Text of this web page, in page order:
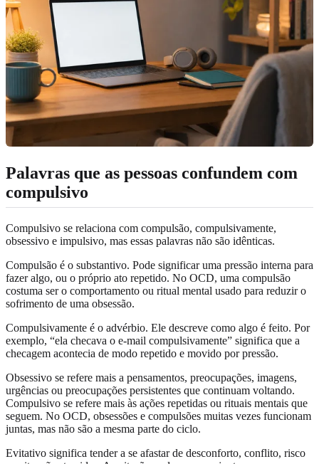
Palavras que as pessoas confundem com
compulsivo
Compulsivo se relaciona com compulsão, compulsivamente,
obsessivo e impulsivo, mas essas palavras não são idênticas.
Compulsão é o substantivo. Pode significar uma pressão interna para
fazer algo, ou o próprio ato repetido. No OCD, uma compulsão
costuma ser o comportamento ou ritual mental usado para reduzir o
sofrimento de uma obsessão.
Compulsivamente é o advérbio. Ele descreve como algo é feito. Por
exemplo, “ela checava o e-mail compulsivamente” significa que a
checagem acontecia de modo repetido e movido por pressão.
Obsessivo se refere mais a pensamentos, preocupações, imagens,
urgências ou preocupações persistentes que continuam voltando.
Compulsivo se refere mais às ações repetidas ou rituais mentais que
seguem. No OCD, obsessões e compulsões muitas vezes funcionam
juntas, mas não são a mesma parte do ciclo.
Evitativo significa tender a se afastar de desconforto, conflito, risco